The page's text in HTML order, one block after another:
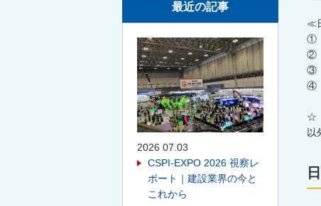
≪
①
②
③
④
☆
以
最近の記事
2026 07.03
CSPI-EXPO 2026 視察レ
ポート｜建設業界の今と
これから